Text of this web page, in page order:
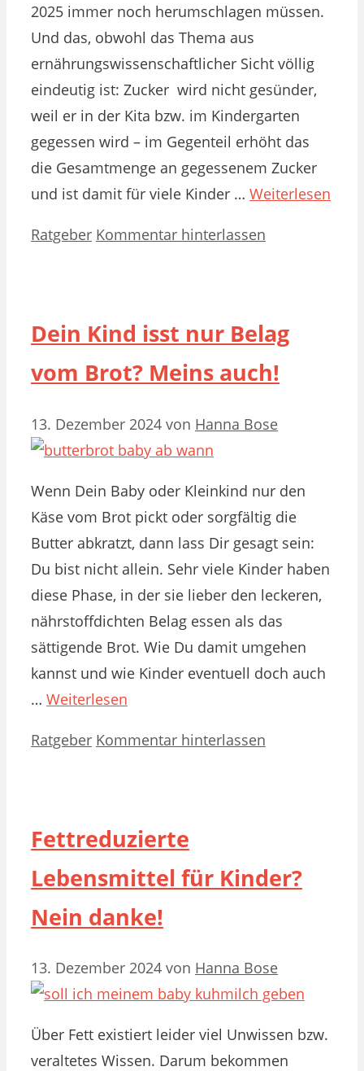
2025 immer noch herumschlagen müssen.
Und das, obwohl das Thema aus
ernährungswissenschaftlicher Sicht völlig
eindeutig ist: Zucker wird nicht gesünder,
weil er in der Kita bzw. im Kindergarten
gegessen wird – im Gegenteil erhöht das
die Gesamtmenge an gegessenem Zucker
und ist damit für viele Kinder … Weiterlesen
Kategorien
Ratgeber Kommentar hinterlassen
Dein Kind isst nur Belag
vom Brot? Meins auch!
13. Dezember 2024 von Hanna Bose
Wenn Dein Baby oder Kleinkind nur den
Käse vom Brot pickt oder sorgfältig die
Butter abkratzt, dann lass Dir gesagt sein:
Du bist nicht allein. Sehr viele Kinder haben
diese Phase, in der sie lieber den leckeren,
nährstoffdichten Belag essen als das
sättigende Brot. Wie Du damit umgehen
kannst und wie Kinder eventuell doch auch
… Weiterlesen
Kategorien
Ratgeber Kommentar hinterlassen
Fettreduzierte
Lebensmittel für Kinder?
Nein danke!
13. Dezember 2024 von Hanna Bose
Über Fett existiert leider viel Unwissen bzw.
veraltetes Wissen. Darum bekommen